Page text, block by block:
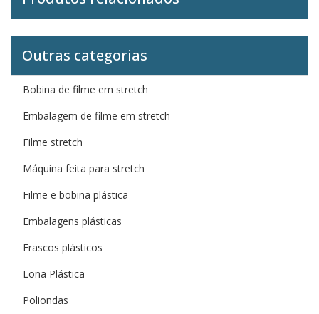
Outras categorias
Bobina de filme em stretch
Embalagem de filme em stretch
Filme stretch
Máquina feita para stretch
Filme e bobina plástica
Embalagens plásticas
Frascos plásticos
Lona Plástica
Poliondas